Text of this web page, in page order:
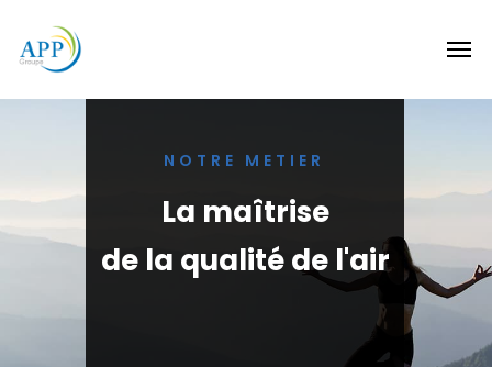
La maîtrise
de la qualité de l'air
NOTRE METIER